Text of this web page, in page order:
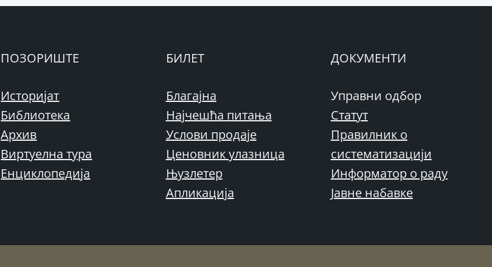
ПОЗОРИШТЕ
Историјат
Библиотека
Архив
Виртуелна тура
Енциклопедија
БИЛЕТ
Благајна
Најчешћа питања
Услови продаје
Ценовник улазница
Њузлетер
Апликација
ДОКУМЕНТИ
Управни одбор
Статут
Правилник о
систематизацији
Информатор о раду
Јавне набавке